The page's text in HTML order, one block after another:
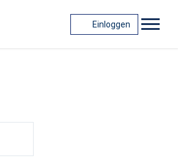
Einloggen